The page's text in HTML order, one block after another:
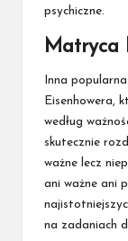
psychiczne.
Matryca
Inna
Eisenhowera,
według
skutecznie
ważne lecz
ani ważne ani
na zadaniach